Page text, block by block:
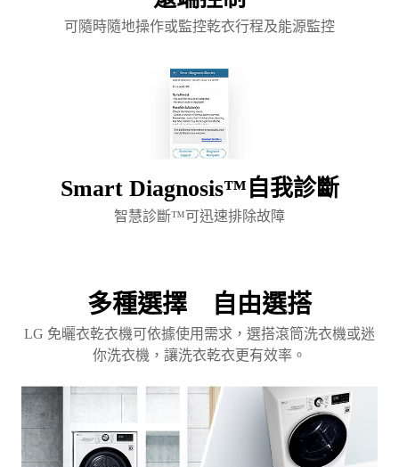
可隨時隨地操作或監控乾衣行程及能源監控
Smart Diagnosis™自我診斷
智慧診斷™可迅速排除故障
多種選擇 自由選搭
LG 免曬衣乾衣機可依據使用需求，選搭滾筒洗衣機或迷
你洗衣機，讓洗衣乾衣更有效率。